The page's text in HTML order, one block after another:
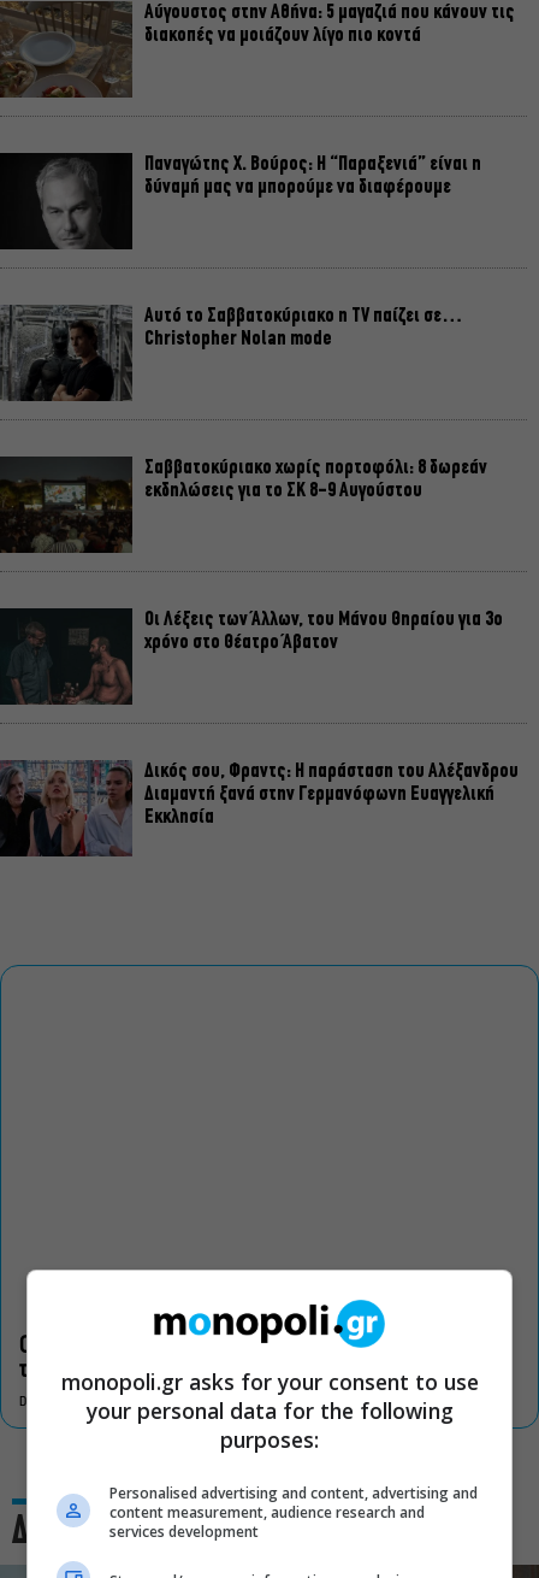
Αύγουστος στην Αθήνα: 5 μαγαζιά που κάνουν τις
διακοπές να μοιάζουν λίγο πιο κοντά
Παναγώτης Χ. Βούρος: Η “Παραξενιά” είναι η
δύναμή μας να μπορούμε να διαφέρουμε
Αυτό το Σαββατοκύριακο η TV παίζει σε…
Christopher Nolan mode
Σαββατοκύριακο χωρίς πορτοφόλι: 8 δωρεάν
εκδηλώσεις για το ΣΚ 8-9 Αυγούστου
Οι Λέξεις των Άλλων, του Μάνου Θηραίου για 3ο
χρόνο στο Θέατρο Άβατον
Δικός σου, Φραντς: Η παράσταση του Αλέξανδρου
Διαμαντή ξανά στην Γερμανόφωνη Ευαγγελική
Εκκλησία
Οι «Τρωάδες» στην Επίδαυρο αλλάζουν την αντίληψη για
τον πολιτισμό
DON'T MISS
Δες και αυτό
monopoli.gr asks for your consent to use
your personal data for the following
purposes:
Personalised advertising and content, advertising and
content measurement, audience research and
services development